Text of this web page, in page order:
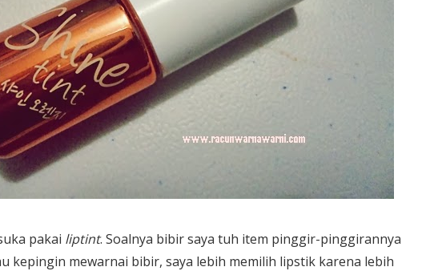
pakai liptint. Soalnya bibir saya tuh item pinggir-pinggirannya
kepingin mewarnai bibir, saya lebih memilih lipstik karena lebih